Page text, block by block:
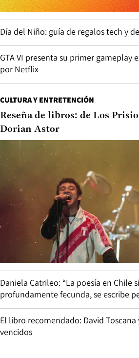
Día del Niño: guía de regalos tech y
GTA VI presenta su primer gameplay
por Netflix
CULTURA Y ENTRETENCIÓN
Reseña de libros: de Los
Dorian Astor
Daniela Catrileo: “La poesía en Chile
profundamente fecunda, se escribe
El libro recomendado: David
vencidos